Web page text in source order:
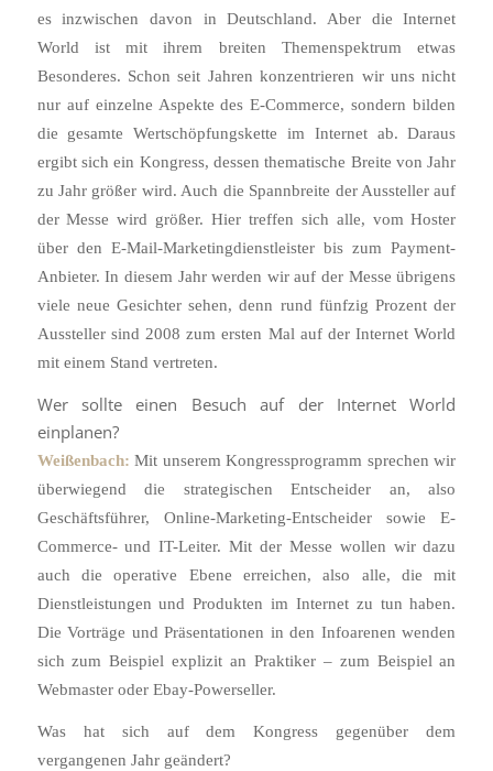
es inzwischen davon in Deutschland. Aber die Internet
World ist mit ihrem breiten Themenspektrum etwas
Besonderes. Schon seit Jahren konzentrieren wir uns nicht
nur auf einzelne Aspekte des E-Commerce, sondern bilden
die gesamte Wertschöpfungskette im Internet ab. Daraus
ergibt sich ein Kongress, dessen thematische Breite von Jahr
zu Jahr größer wird. Auch die Spannbreite der Aussteller auf
der Messe wird größer. Hier treffen sich alle, vom Hoster
über den E-Mail-Marketingdienstleister bis zum Payment-
Anbieter. In diesem Jahr werden wir auf der Messe übrigens
viele neue Gesichter sehen, denn rund fünfzig Prozent der
Aussteller sind 2008 zum ersten Mal auf der Internet World
mit einem Stand vertreten.
Wer sollte einen Besuch auf der Internet World
einplanen?
Weißenbach: Mit unserem Kongressprogramm sprechen wir
überwiegend die strategischen Entscheider an, also
Geschäftsführer, Online-Marketing-Entscheider sowie E-
Commerce- und IT-Leiter. Mit der Messe wollen wir dazu
auch die operative Ebene erreichen, also alle, die mit
Dienstleistungen und Produkten im Internet zu tun haben.
Die Vorträge und Präsentationen in den Infoarenen wenden
sich zum Beispiel explizit an Praktiker – zum Beispiel an
Webmaster oder Ebay-Powerseller.
Was hat sich auf dem Kongress gegenüber dem
vergangenen Jahr geändert?